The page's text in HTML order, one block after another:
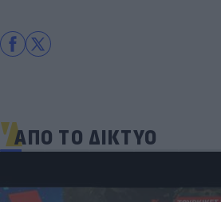
ΑΠΟ ΤΟ ΔΙΚΤΥΟ